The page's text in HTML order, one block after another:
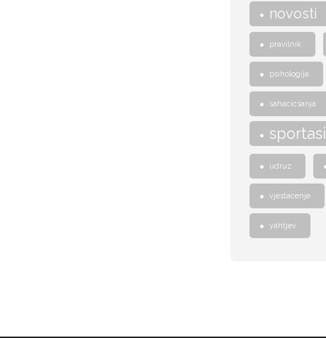
novosti
pravilnik
psihologija
sahacicsanja
sportasi
udruz
vjestacenje
yahtjev